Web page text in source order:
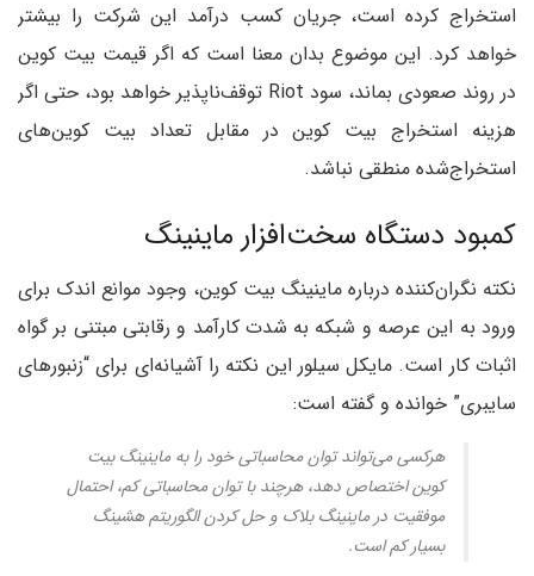
استخراج کرده است، جریان کسب درآمد این شرکت را بیشتر
خواهد کرد. این موضوع بدان معنا است که اگر قیمت بیت کوین
در روند صعودی بماند، سود Riot توقف‌ناپذیر خواهد بود، حتی اگر
هزینه استخراج بیت کوین در مقابل تعداد بیت کوین‌های
استخراج‌شده منطقی نباشد.
کمبود دستگاه سخت‌افزار ماینینگ
نکته نگران‌کننده درباره ماینینگ بیت کوین، وجود موانع اندک برای
ورود به این عرصه و شبکه به شدت کارآمد و رقابتی مبتنی بر گواه
اثبات کار است. مایکل سیلور این نکته را آشیانه‌ای برای “زنبورهای
سایبری” خوانده و گفته است:
هرکسی می‌تواند توان محاسباتی خود را به ماینینگ بیت
کوین اختصاص دهد، هرچند با توان محاسباتی کم، احتمال
موفقیت در ماینینگ بلاک و حل کردن الگوریتم هشینگ
بسیار کم است.